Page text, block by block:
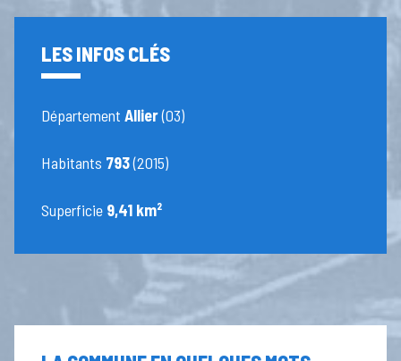
LES INFOS CLÉS
DépartementAllier(03)
Habitants 793(2015)
Superficie 9,41 km²